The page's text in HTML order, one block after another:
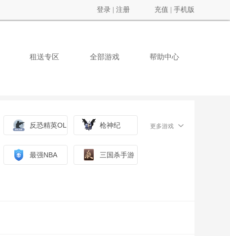
登录 注册 充值 手机版
租送专区 全部游戏 帮助中心
反恐精英OL 枪神纪 更多游戏
最强NBA 三国杀手游